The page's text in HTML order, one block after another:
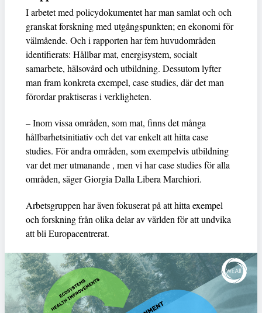
I arbetet med policydokumentet har man samlat och och
granskat forskning med utgångspunkten; en ekonomi för
välmående. Och i rapporten har fem huvudområden
identifierats: Hållbar mat, energisystem, socialt
samarbete, hälsovård och utbildning. Dessutom lyfter
man fram konkreta exempel, case studies, där det man
förordar praktiseras i verkligheten.
– Inom vissa områden, som mat, finns det många
hållbarhetsinitiativ och det var enkelt att hitta case
studies. För andra områden, som exempelvis utbildning
var det mer utmanande , men vi har case studies för alla
områden, säger Giorgia Dalla Libera Marchiori.
Arbetsgruppen har även fokuserat på att hitta exempel
och forskning från olika delar av världen för att undvika
att bli Europacentrerat.